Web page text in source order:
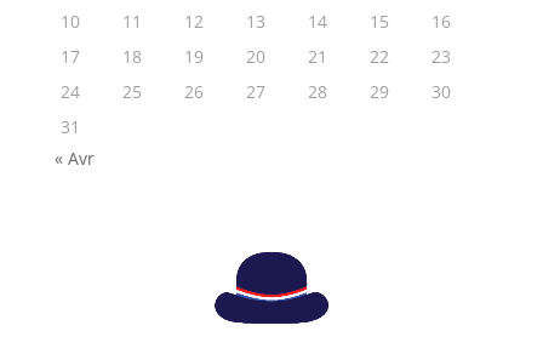
10
11 12 13 14 15
16
17
18 19 20 21 22
23
24
25 26 27 28 29
30
31
« Avr